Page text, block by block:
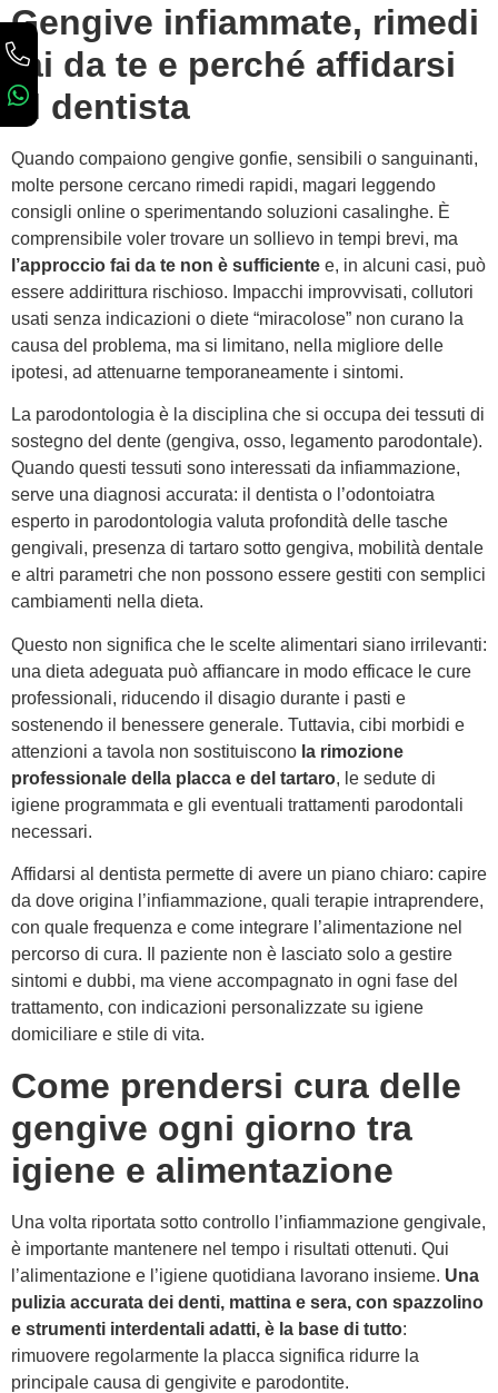
Gengive infiammate, rimedi
fai da te e perché affidarsi
al dentista
Quando compaiono gengive gonfie, sensibili o sanguinanti,
molte persone cercano rimedi rapidi, magari leggendo
consigli online o sperimentando soluzioni casalinghe. È
comprensibile voler trovare un sollievo in tempi brevi, ma
l’approccio fai da te non è sufficiente e, in alcuni casi, può
essere addirittura rischioso. Impacchi improvvisati, collutori
usati senza indicazioni o diete “miracolose” non curano la
causa del problema, ma si limitano, nella migliore delle
ipotesi, ad attenuarne temporaneamente i sintomi.
La parodontologia è la disciplina che si occupa dei tessuti di
sostegno del dente (gengiva, osso, legamento parodontale).
Quando questi tessuti sono interessati da infiammazione,
serve una diagnosi accurata: il dentista o l’odontoiatra
esperto in parodontologia valuta profondità delle tasche
gengivali, presenza di tartaro sotto gengiva, mobilità dentale
e altri parametri che non possono essere gestiti con semplici
cambiamenti nella dieta.
Questo non significa che le scelte alimentari siano irrilevanti:
una dieta adeguata può affiancare in modo efficace le cure
professionali, riducendo il disagio durante i pasti e
sostenendo il benessere generale. Tuttavia, cibi morbidi e
attenzioni a tavola non sostituiscono la rimozione
professionale della placca e del tartaro, le sedute di
igiene programmata e gli eventuali trattamenti parodontali
necessari.
Affidarsi al dentista permette di avere un piano chiaro: capire
da dove origina l’infiammazione, quali terapie intraprendere,
con quale frequenza e come integrare l’alimentazione nel
percorso di cura. Il paziente non è lasciato solo a gestire
sintomi e dubbi, ma viene accompagnato in ogni fase del
trattamento, con indicazioni personalizzate su igiene
domiciliare e stile di vita.
Come prendersi cura delle
gengive ogni giorno tra
igiene e alimentazione
Una volta riportata sotto controllo l’infiammazione gengivale,
è importante mantenere nel tempo i risultati ottenuti. Qui
l’alimentazione e l’igiene quotidiana lavorano insieme. Una
pulizia accurata dei denti, mattina e sera, con spazzolino
e strumenti interdentali adatti, è la base di tutto:
rimuovere regolarmente la placca significa ridurre la
principale causa di gengivite e parodontite.